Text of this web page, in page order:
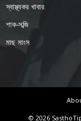
স্বাস্থ্যকর খাবার
শাক-সব্জি
মাছ মাংস
© 2026